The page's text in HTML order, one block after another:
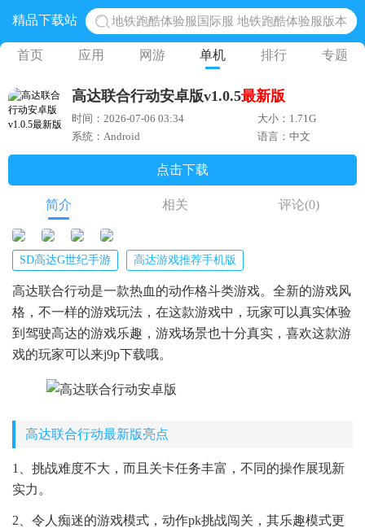
精品下载站
地铁跑酷体验服国际服 地铁跑酷体验服版本
网易光遇手游正版 点亮星空共庆周年
黎明觉醒生机腾讯正版 黎明觉醒生机国际服
蛋仔派对下载 蛋仔派对体验服
奥特曼王者传奇 正版奥特曼游戏
首页 应用 网游 单机 排行 专题
高达联合行动安卓版v1.0.5最新版
时间：2026-07-06 03:34
大小：1.71G
系统：Android
语言：中文
点击下载
简介 相关 评论(0)
SD高达G世纪手游 高达游戏推荐手机版
高达联合行动是一款热血的动作格斗类游戏。全新的游戏风
格，不一样的游戏玩法，在这款游戏中，玩家可以真实体验
到驾驶高达的游戏乐趣，游戏场景也十分真实，喜欢这款游
戏的玩家可以来j9p下载哦。
高达联合行动最新版亮点
1、挑战难度不大，而且关卡任务丰富，不同的操作展现新
实力。
2、令人痴迷的游戏模式，动作pk挑战闯关，其乐趣模式更